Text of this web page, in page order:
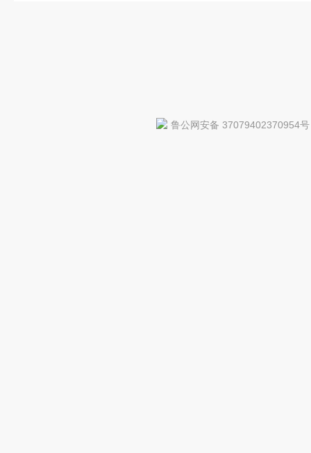
鲁公网安备 37079402370954号